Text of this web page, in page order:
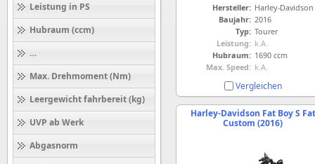
Leistung in PS
Hubraum (ccm)
Höchstgeschwindigkeit (km/h)
Max. Drehmoment (Nm)
Leergewicht fahrbereit (kg)
UVP ab Werk
Abgasnorm
Hersteller: Harley-Davidson
Baujahr: 2016
Typ: Tourer
Leistung: k.A.
Hubraum: 1690 ccm
Max. Speed: k.A.
Vergleichen
Harley-Davidson Fat Boy S Fat
Custom (2016)